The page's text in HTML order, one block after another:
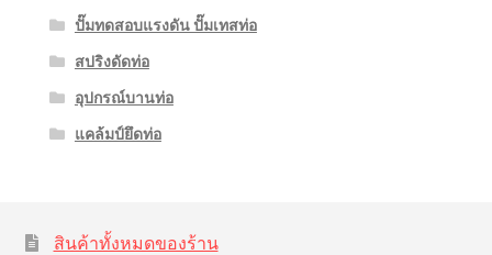
ปั๊มทดสอบแรงดัน ปั๊มเทสท่อ
สปริงดัดท่อ
อุปกรณ์บานท่อ
แคล้มป์ยึดท่อ
สินค้าทั้งหมดของร้าน